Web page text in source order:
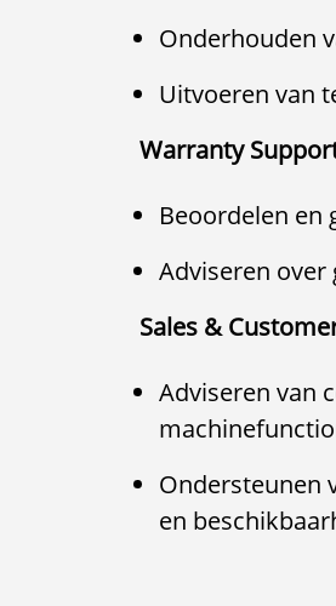
Onderhouden
Uitvoeren van
Warranty
Beoordelen en
Adviseren
Sales &
Adviseren van
Ondersteunen
en